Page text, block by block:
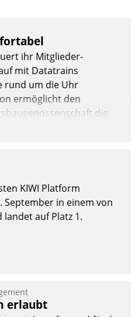
ihr Mitglieder-
mit Datatrains
rund um die Uhr
ermöglicht den
die
Tablet oder PC.
KIWI Platform
September in einem von
landet auf Platz 1.
erlaubt